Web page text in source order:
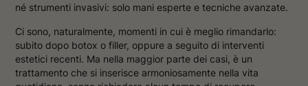
né strumenti invasivi: solo mani esperte e tecniche avanzate.
Ci sono, naturalmente, momenti in cui è meglio rimandarlo:
subito dopo botox o filler, oppure a seguito di interventi
estetici recenti. Ma nella maggior parte dei casi, è un
trattamento che si inserisce armoniosamente nella vita